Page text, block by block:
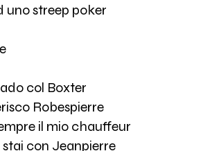
uno streep poker
col Boxter
Robespierre
il mio chauffeur
stai con Jeanpierre